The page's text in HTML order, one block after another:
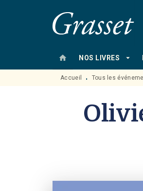
MENU
home NOS LIVRES arrow_drop_down
Accueil • Tous les